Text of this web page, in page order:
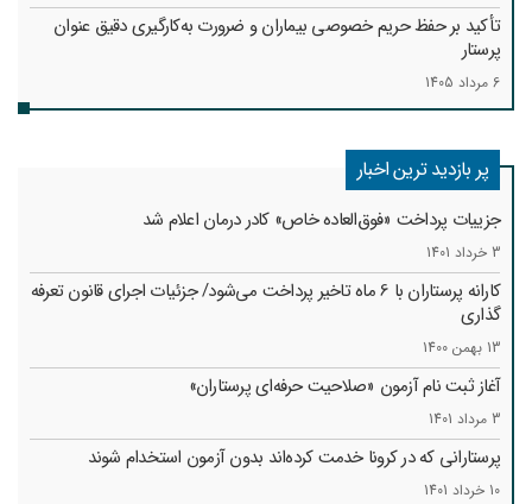
تأکید بر حفظ حریم خصوصی بیماران و ضرورت به‌کارگیری دقیق عنوان
پرستار
6 مرداد 1405
پر بازدید ترین اخبار
جزییات پرداخت «فوق‌العاده خاص» کادر درمان اعلام شد
3 خرداد 1401
کارانه‌ پرستاران با 6 ماه تاخیر پرداخت می‌شود/ جزئیات اجرای قانون تعرفه
گذاری
13 بهمن 1400
آغاز ثبت نام آزمون «صلاحیت حرفه‌ای پرستاران»
3 مرداد 1401
پرستارانی که در کرونا خدمت کرد‌ه‌اند بدون آزمون استخدام شوند
10 خرداد 1401